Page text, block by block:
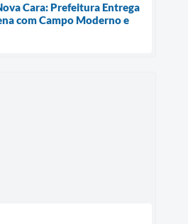
Cara: Prefeitura Entrega
com Campo Moderno e